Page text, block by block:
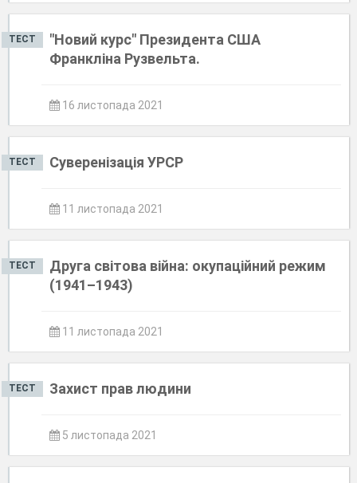
ТЕСТ
"Новий курс" Президента США
Франкліна Рузвельта.
16 листопада 2021
ТЕСТ Суверенізація УРСР
11 листопада 2021
ТЕСТ
Друга світова війна: окупаційний режим
(1941–1943)
11 листопада 2021
ТЕСТ Захист прав людини
5 листопада 2021